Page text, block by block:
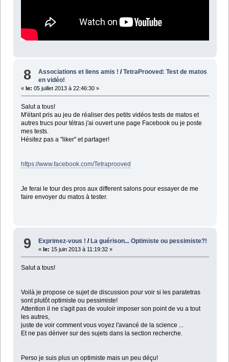
8 Associations et liens amis ! /TetraProoved: Test de matos
en vidéo!
« le: 05 juillet 2013 à 22:46:30 »
Salut a tous!
M'étant pris au jeu de réaliser des petits vidéos tests de matos et
autres trucs pour tétras j'ai ouvert une page Facebook ou je poste
mes tests.
Hésitez pas a "liker" et partager!
https://www.facebook.com/Tetraprooved
Je ferai le tour des pros aux different salons pour essayer de me
faire envoyer du matos à tester.
9 Exprimez-vous ! /La guérison... Optimiste ou pessimiste?!
«le: 15 juin 2013 à 11:19:32 »
Salut a tous!
Voilà je propose ce sujet de discussion pour voir si les paratetras
sont plutôt optimiste ou pessimiste!
Attention il ne s'agit pas de vouloir imposer son point de vu a tout
les autres,
juste de voir comment vous voyez l'avancé de la science ...
Et ne pas dériver sur des sujets dans la section recherche.
Perso je suis plus un optimiste mais un peu déçu!